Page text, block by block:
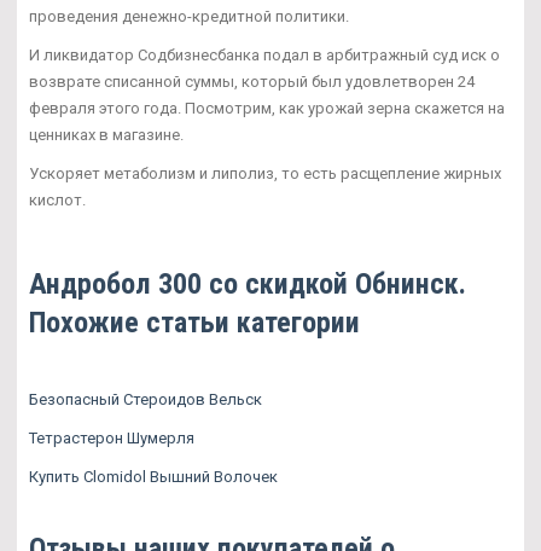
проведения денежно-кредитной политики.
И ликвидатор Содбизнесбанка подал в арбитражный суд иск о
возврате списанной суммы, который был удовлетворен 24
февраля этого года. Посмотрим, как урожай зерна скажется на
ценниках в магазине.
Ускоряет метаболизм и липолиз, то есть расщепление жирных
кислот.
Андробол 300 со скидкой Обнинск.
Похожие статьи категории
Безопасный Стероидов Вельск
Тетрастерон Шумерля
Купить Clomidol Вышний Волочек